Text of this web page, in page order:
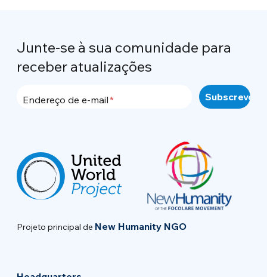
Junte-se à sua comunidade para
receber atualizações
Endereço de e-mail
Projeto principal de New Humanity NGO